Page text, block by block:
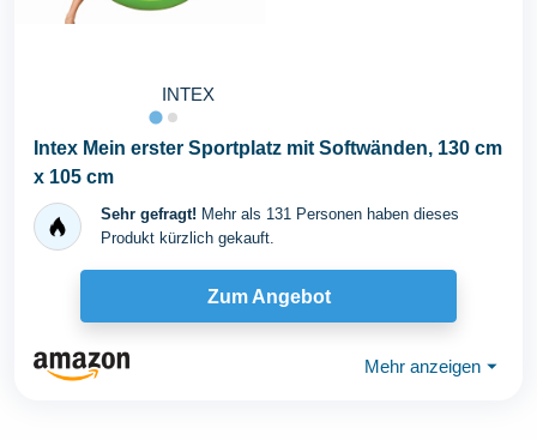
INTEX
Intex Mein erster Sportplatz mit Softwänden, 130 cm
x 105 cm
Sehr gefragt! Mehr als 131 Personen haben dieses
Produkt kürzlich gekauft.
Zum Angebot
Mehr anzeigen ⏷